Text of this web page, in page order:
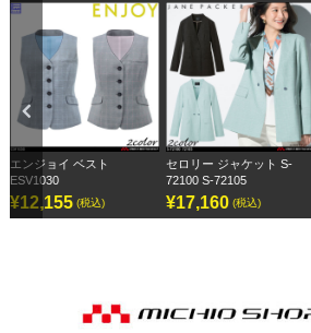
ous
セロリー ジャケット S-
72100 S-72105
¥17,160 (税込)
セロリー ワイドパンツ ジ
ェーンパッカー
¥12,870 (税込)